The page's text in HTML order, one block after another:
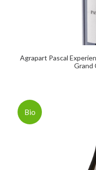
Agrapart Pascal
Grand
Bio